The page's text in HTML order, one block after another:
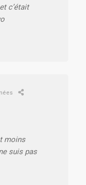
c’était
moins
suis pas